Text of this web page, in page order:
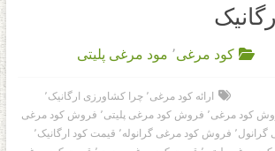
کود مرغی٬ مود مرغی پلیتی
ارائه کود مرغی٬ چرا کشاورزی ارگانیک٬
کود مرغی٬ فروش کود مرغی پلیتی٬ فروش کود مرغی
٬ فروش کود مرغی گرانوله٬ قیمت کود ارگانیک٬